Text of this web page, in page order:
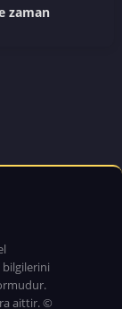
zaman
bilgilerini
aittir. ©